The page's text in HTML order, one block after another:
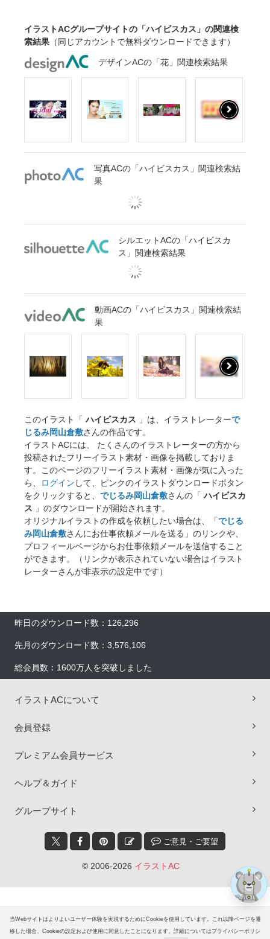
当Webサイトはよりよいユーザー体験を実現するためにCookieを使用しています。これ以降ページを遷
移した場合、Cookieの設定および使用に同意したことになります。詳細についてはプライバシーポリシ
イラストACグループサイトの「ハイビスカス」の関連検
索結果 （同じアカウントで無料ダウンロードできます）
デザインACの「花」関連検索結果
写真ACの「ハイビスカス」関連検索結
果
シルエットACの「ハイビスカ
ス」関連検索結果
動画ACの「ハイビスカス」関連検索結
果
このイラスト「ハイビスカス 」は、イラストレーターで
じるみ岡山倉敷さんの作品です。
イラストACには、 たくさんのイラストレーターの方から
投稿されたフリーイラスト素材・画像を掲載しておりま
す。このページのフリーイラスト素材・画像が気に入った
ら、
ログイン して、ピンクのイラストダウンロードボタン
をクリックすると、 でじるみ岡山倉敷さんの「ハイビスカ
ス 」のダウンロードが開始されます。
オリジナルイラストの作成を依頼したい場合は、「でじる
み岡山倉敷さんにお仕事依頼メールを送る」のリンクや、
プロフィールページからお仕事依頼メールを送信すること
ができます。（リンクが表示されていない場合はイラスト
レーターさんが非表示の設定中です）
昨日のダウンロード数：126,296
先月のダウンロード数：3,576,106
総会員数：1600万人を突破しました
イラストACについて
会員登録
プレミアム会員サービス
ヘルプ＆ガイド
グループサイト
ご意見・ご要望
© 2006-2026 イラストAC